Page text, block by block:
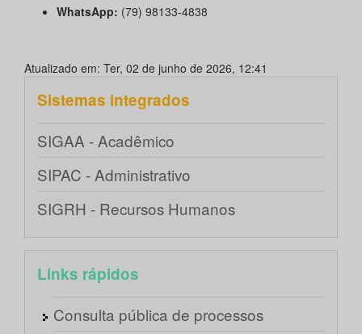
WhatsApp: (79) 98133-4838
Atualizado em: Ter, 02 de junho de 2026, 12:41
Sistemas integrados
SIGAA - Acadêmico
SIPAC - Administrativo
SIGRH - Recursos Humanos
Links rápidos
Consulta pública de processos